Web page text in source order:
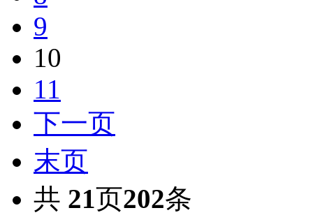
9
10
11
下一页
末页
共 21页202条